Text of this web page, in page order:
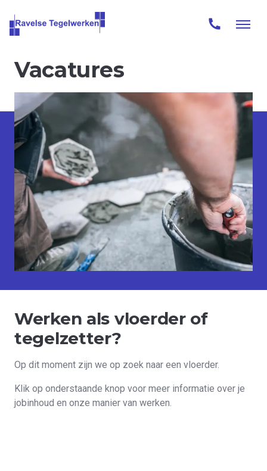
Vacatures
Werken als vloerder of
tegelzetter?
Op dit moment zijn we op zoek naar een vloerder.
Klik op onderstaande knop voor meer informatie over je
jobinhoud en onze manier van werken.